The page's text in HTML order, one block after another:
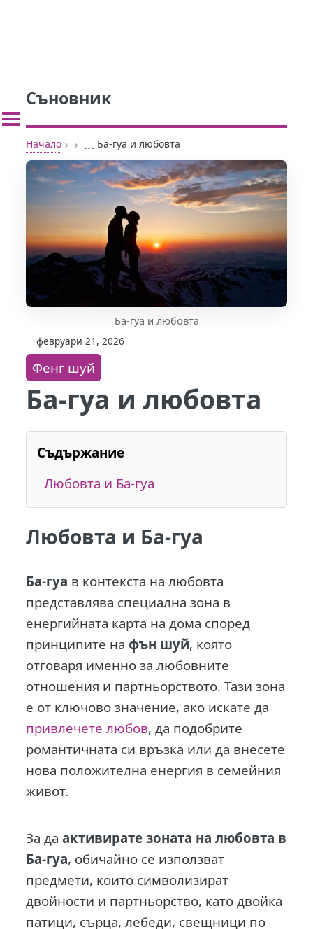
Съновник
Начало › › ... Ба-гуа и любовта
Ба-гуа и любовта
февруари 21, 2026
Фенг шуй
Ба-гуа и любовта
Съдържание
Любовта и Ба-гуа
Любовта и Ба-гуа
Ба-гуа в контекста на любовта
представлява специална зона в
енергийната карта на дома според
принципите нафън шуй, която
отговаря именно за любовните
отношения и партньорството. Тази зона
е от ключово значение, ако искате да
привлечете любов, да подобрите
романтичната си връзка или да внесете
нова положителна енергия в семейния
живот.
За даактивирате зоната на любовта в
Ба-гуа, обичайно се използват
предмети, които символизират
двойности и партньорство, като двойка
патици, сърца, лебеди, свещници по